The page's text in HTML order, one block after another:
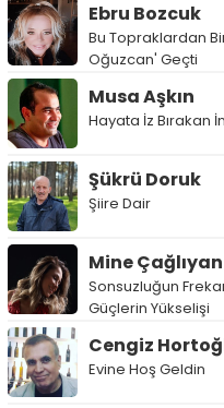
Ebru Bozcuk
Bu Topraklardan
Oğuzcan' Geçti
Musa Aşkın
Hayata İz Bırakan
Şükrü Doruk
Şiire Dair
Mine Çağlıyan
Sonsuzluğun
Güçlerin Yükselişi
Cengiz
Evine Hoş Geldin